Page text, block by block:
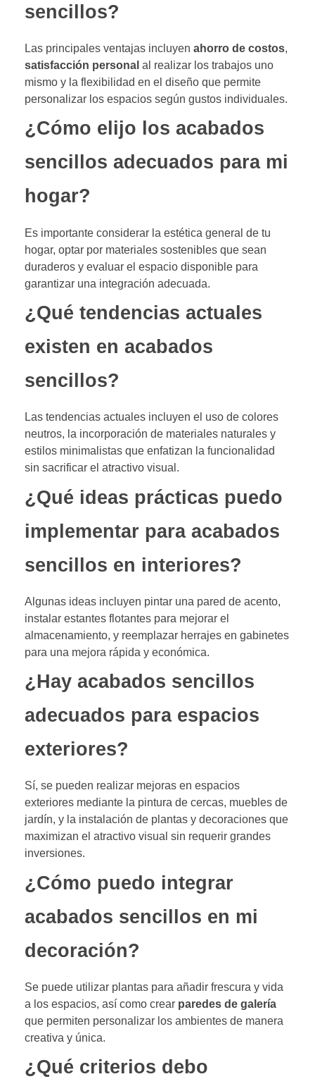
sencillos?
Las principales ventajas incluyen ahorro de costos,
satisfacción personal al realizar los trabajos uno
mismo y la flexibilidad en el diseño que permite
personalizar los espacios según gustos individuales.
¿Cómo elijo los acabados
sencillos adecuados para mi
hogar?
Es importante considerar la estética general de tu
hogar, optar por materiales sostenibles que sean
duraderos y evaluar el espacio disponible para
garantizar una integración adecuada.
¿Qué tendencias actuales
existen en acabados
sencillos?
Las tendencias actuales incluyen el uso de colores
neutros, la incorporación de materiales naturales y
estilos minimalistas que enfatizan la funcionalidad
sin sacrificar el atractivo visual.
¿Qué ideas prácticas puedo
implementar para acabados
sencillos en interiores?
Algunas ideas incluyen pintar una pared de acento,
instalar estantes flotantes para mejorar el
almacenamiento, y reemplazar herrajes en gabinetes
para una mejora rápida y económica.
¿Hay acabados sencillos
adecuados para espacios
exteriores?
Sí, se pueden realizar mejoras en espacios
exteriores mediante la pintura de cercas, muebles de
jardín, y la instalación de plantas y decoraciones que
maximizan el atractivo visual sin requerir grandes
inversiones.
¿Cómo puedo integrar
acabados sencillos en mi
decoración?
Se puede utilizar plantas para añadir frescura y vida
a los espacios, así como crear paredes de galería
que permiten personalizar los ambientes de manera
creativa y única.
¿Qué criterios debo